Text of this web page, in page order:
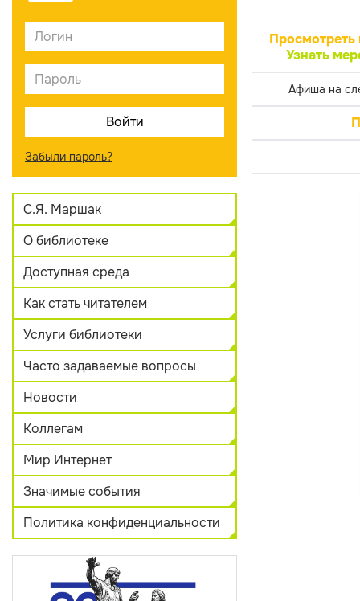
Забыли пароль?
С.Я. Маршак
О библиотеке
Доступная среда
Как стать читателем
Услуги библиотеки
Часто задаваемые вопросы
Новости
Коллегам
Мир Интернет
Значимые события
Политика конфиденциальности
Просмотреть
Узнать
Афиша на